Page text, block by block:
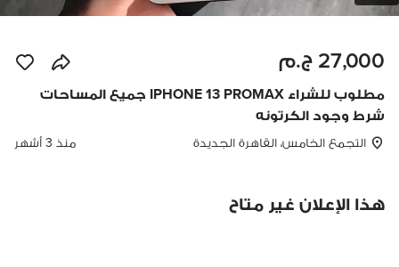
27,000 ج.م
مطلوب للشراء IPHONE 13 PROMAX جميع المساحات
شرط وجود الكرتونه
التجمع الخامس، القاهرة الجديدة منذ 3 أشهر
هذا الإعلان غير متاح